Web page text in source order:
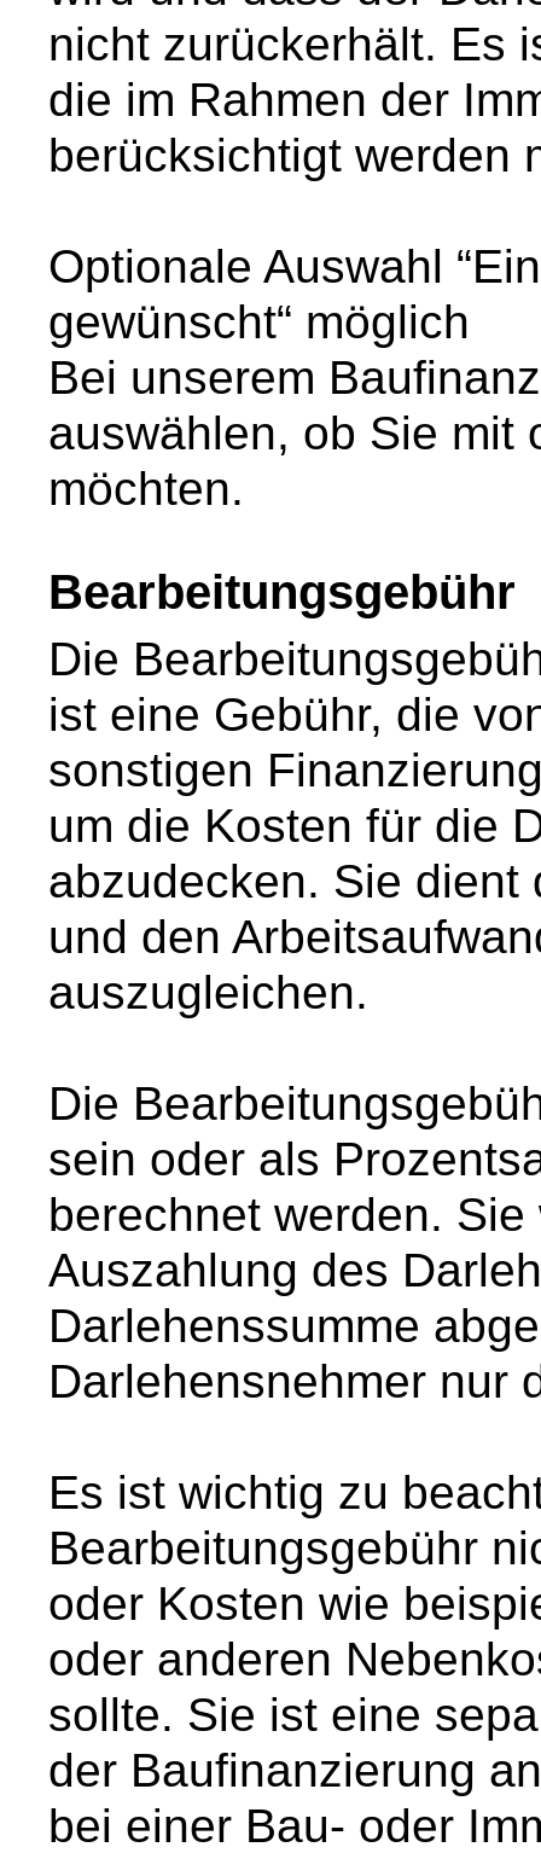
nicht zurückerhält. Es
die im Rahmen der
berücksichtigt werden
Optionale Auswahl
gewünscht“ möglich
Bei unserem
auswählen, ob Sie mit
möchten.
Bearbeitungsgebühr
Die
ist eine Gebühr, die
sonstigen
um die Kosten für die
abzudecken. Sie dient
und den
auszugleichen.
Die
sein oder als
berechnet werden.
Auszahlung des
Darlehenssumme
Darlehensnehmer nur
Es ist wichtig zu
Bearbeitungsgebühr
oder Kosten wie
oder anderen
sollte. Sie ist eine
der Baufinanzierung
bei einer Bau- oder